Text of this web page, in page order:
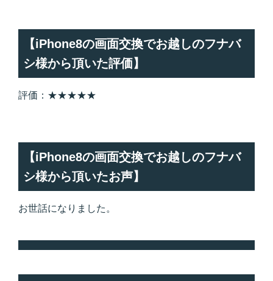
【iPhone8の画面交換でお越しのフナバ
シ様から頂いた評価】
評価：★★★★★
【iPhone8の画面交換でお越しのフナバ
シ様から頂いたお声】
お世話になりました。